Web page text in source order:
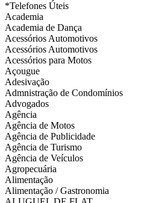
*Telefones Úteis
Academia
Academia de Dança
Acessórios Automotivos
Acessórios Automotivos
Acessórios para Motos
Açougue
Adesivação
Admnistração de Condomínios
Advogados
Agência
Agência de Motos
Agência de Publicidade
Agência de Turismo
Agência de Veículos
Agropecuária
Alimentação
Alimentação / Gastronomia